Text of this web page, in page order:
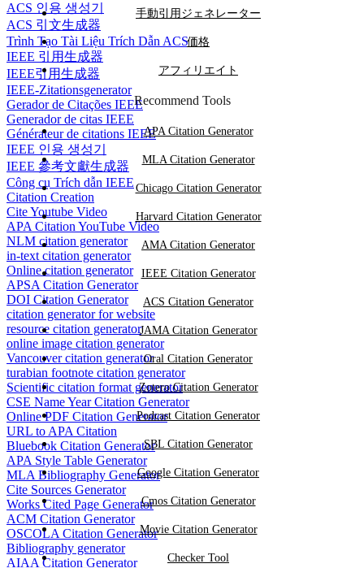
ACS 인용 생성기
ACS 引文生成器
Trình Tạo Tài Liệu Trích Dẫn ACS
IEEE 引用生成器
IEEE引用生成器
IEEE-Zitationsgenerator
Gerador de Citações IEEE
Generador de citas IEEE
Générateur de citations IEEE
IEEE 인용 생성기
IEEE 參考文獻生成器
Công cụ Trích dẫn IEEE
Citation Creation
Cite Youtube Video
APA Citation YouTube Video
NLM citation generator
in-text citation generator
Online citation generator
APSA Citation Generator
DOI Citation Generator
citation generator for website
resource citation generator
online image citation generator
Vancouver citation generator
turabian footnote citation generator
Scientific citation format generator
CSE Name Year Citation Generator
Online PDF Citation Generator
URL to APA Citation
Bluebook Citation Generator
APA Style Table Generator
MLA Bibliography Generator
Cite Sources Generator
Works Cited Page Generator
ACM Citation Generator
OSCOLA Citation Generator
Bibliography generator
AIAA Citation Generator
手動引用ジェネレーター
価格
アフィリエイト
Recommend Tools
APA Citation Generator
MLA Citation Generator
Chicago Citation Generator
Harvard Citation Generator
AMA Citation Generator
IEEE Citation Generator
ACS Citation Generator
JAMA Citation Generator
Oral Citation Generator
Zotero Citation Generator
Podcast Citation Generator
SBL Citation Generator
Google Citation Generator
Cmos Citation Generator
Movie Citation Generator
Checker Tool